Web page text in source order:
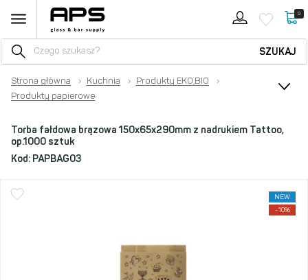
0
SZUKAJ
Strona główna › Kuchnia › Produkty EKO,BIO
›
Produkty papierowe
Torba fałdowa brązowa 150x65x290mm z nadrukiem Tattoo,
op.1000 sztuk
Kod: PAPBAG03
NEW
-10%